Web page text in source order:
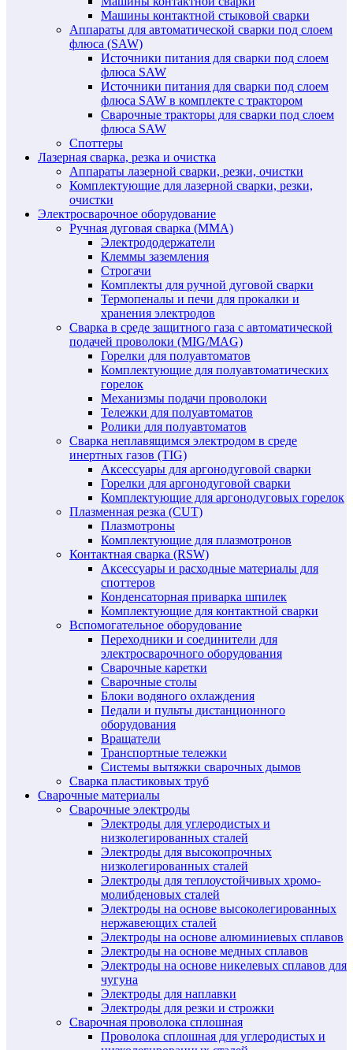
Машины контактной стыковой сварки
Аппараты для автоматической сварки под слоем
флюса (SAW)
Источники питания для сварки под слоем
флюса SAW
Источники питания для сварки под слоем
флюса SAW в комплекте с трактором
Сварочные тракторы для сварки под слоем
флюса SAW
Споттеры
Лазерная сварка, резка и очистка
Аппараты лазерной сварки, резки, очистки
Комплектующие для лазерной сварки, резки,
очистки
Электросварочное оборудование
Ручная дуговая сварка (MMA)
Электрододержатели
Клеммы заземления
Строгачи
Комплекты для ручной дуговой сварки
Термопеналы и печи для прокалки и
хранения электродов
Сварка в среде защитного газа с автоматической
подачей проволоки (MIG/MAG)
Горелки для полуавтоматов
Комплектующие для полуавтоматических
горелок
Механизмы подачи проволоки
Тележки для полуавтоматов
Ролики для полуавтоматов
Сварка неплавящимся электродом в среде
инертных газов (TIG)
Аксессуары для аргонодуговой сварки
Горелки для аргонодуговой сварки
Комплектующие для аргонодуговых горелок
Плазменная резка (CUT)
Плазмотроны
Комплектующие для плазмотронов
Контактная сварка (RSW)
Аксессуары и расходные материалы для
споттеров
Конденсаторная приварка шпилек
Комплектующие для контактной сварки
Вспомогательное оборудование
Переходники и соединители для
электросварочного оборудования
Сварочные каретки
Сварочные столы
Блоки водяного охлаждения
Педали и пульты дистанционного
оборудования
Вращатели
Транспортные тележки
Системы вытяжки сварочных дымов
Сварка пластиковых труб
Сварочные материалы
Сварочные электроды
Электроды для углеродистых и
низколегированных сталей
Электроды для высокопрочных
низколегированных сталей
Электроды для теплоустойчивых хромо-
молибденовых сталей
Электроды на основе высоколегированных
нержавеющих сталей
Электроды на основе алюминиевых сплавов
Электроды на основе медных сплавов
Электроды на основе никелевых сплавов для
чугуна
Электроды для наплавки
Электроды для резки и строжки
Сварочная проволока сплошная
Проволока сплошная для углеродистых и